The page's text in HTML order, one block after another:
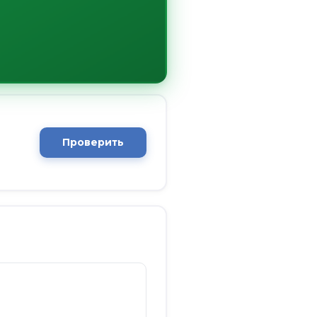
Проверить